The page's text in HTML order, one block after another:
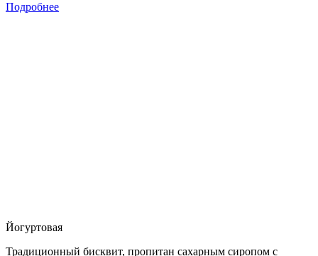
Подробнее
Йогуртовая
Традиционный бисквит, пропитан сахарным сиропом с